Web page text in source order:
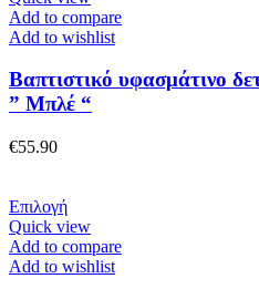
σελίδα
του
προϊόντος
προϊόν
έχει
παραλλαγές.
Οι
επιλογές
σελίδα
του
προϊόντος
Add to compare
Add to wishlist
Βαπτιστικό υφασμάτινο
” Μπλέ “
€55.90
ΕπιλογήΑυτό
το
προϊόν
έχει
Quick view
Add to compare
Add to wishlist